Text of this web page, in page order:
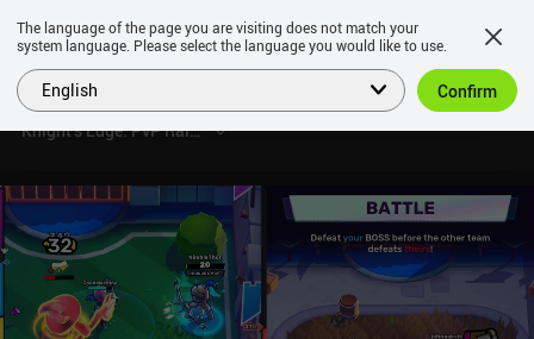
Knight's Edge: PvP Raid Arena
The language of the page you are visiting does not match your
system language. Please select the language you would like to use.
English Confirm